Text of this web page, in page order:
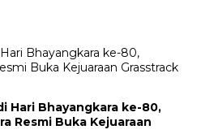
Hari Bhayangkara ke-80,
Resmi Buka Kejuaraan